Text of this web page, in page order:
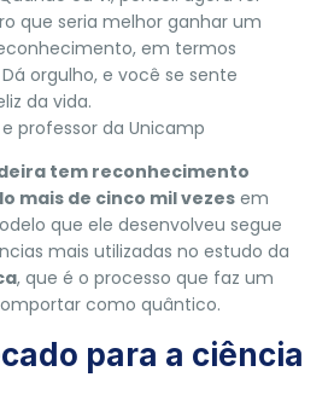
que seria melhor ganhar um
em termos
orgulho, e você se sente
da vida.
professor da Unicamp
tem reconhecimento
mais de cinco mil vezes em
que ele desenvolveu segue
mais utilizadas no estudo da
, que é o processo que faz um
como quântico.
para a ciência